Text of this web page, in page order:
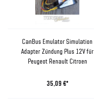
CanBus Emulator Simulation
Adapter Zündung Plus 12V für
Peugeot Renault Citroen
35,09 €*